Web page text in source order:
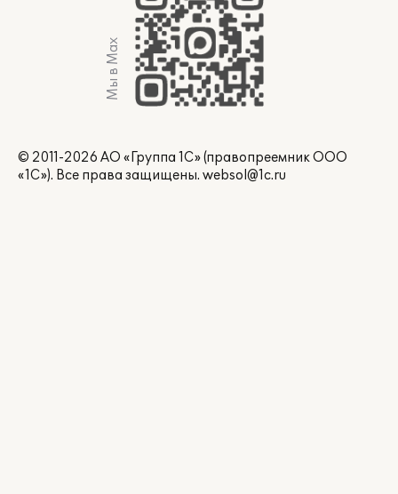
Мы в Max
© 2011-2026 АО «Группа 1С» (правопреемник ООО
«1С»). Все права защищены. websol@1c.ru